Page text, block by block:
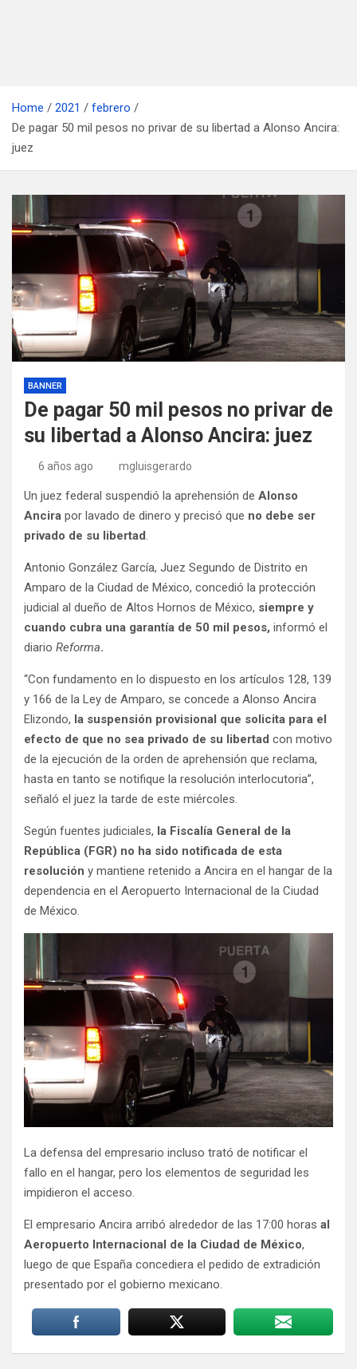
Home 2021
febrero
De pagar 50 mil pesos no privar de su libertad a Alonso Ancira:
juez
BANNER
De pagar 50 mil pesos no privar de
su libertad a Alonso Ancira: juez
6 años ago mgluisgerardo
Un juez federal suspendió la aprehensión de Alonso
Ancira por lavado de dinero y precisó que no debe ser
privado de su libertad.
Antonio González García, Juez Segundo de Distrito en
Amparo de la Ciudad de México, concedió la protección
judicial al dueño de Altos Hornos de México, siempre y
cuando cubra una garantía de 50 mil pesos, informó el
diario Reforma.
“Con fundamento en lo dispuesto en los artículos 128, 139
y 166 de la Ley de Amparo, se concede a Alonso Ancira
Elizondo, la suspensión provisional que solicita para el
efecto de que no sea privado de su libertad con motivo
de la ejecución de la orden de aprehensión que reclama,
hasta en tanto se notifique la resolución interlocutoria”,
señaló el juez la tarde de este miércoles.
Según fuentes judiciales, la Fiscalía General de la
República (FGR) no ha sido notificada de esta
resolución y mantiene retenido a Ancira en el hangar de la
dependencia en el Aeropuerto Internacional de la Ciudad
de México.
La defensa del empresario incluso trató de notificar el
fallo en el hangar, pero los elementos de seguridad les
impidieron el acceso.
El empresario Ancira arribó alrededor de las 17:00 horas al
Aeropuerto Internacional de la Ciudad de México,
luego de que España concediera el pedido de extradición
presentado por el gobierno mexicano.